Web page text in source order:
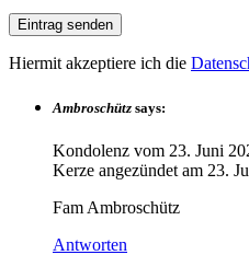
Hiermit akzeptiere ich die
Ambroschütz says:
Kondolenz vom 23. Juni
Kerze angezündet am 23.
Fam Ambroschütz
Antworten